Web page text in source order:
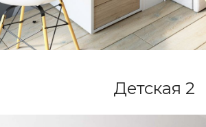
Детская 2